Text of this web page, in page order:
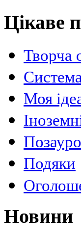
Цікаве
Творча
Моя
Подяки
Новини